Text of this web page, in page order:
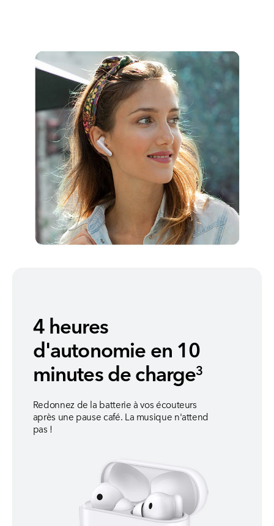
4 heures
d'autonomie en 10
minutes de charge3
Redonnez de la batterie à vos écouteurs
après une pause café. La musique n'attend
pas !